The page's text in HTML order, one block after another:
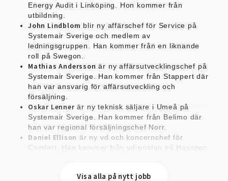
Energy Audit i Linköping. Hon kommer från
utbildning.
John Lindblom blir ny affärschef för Service på
Systemair Sverige och medlem av
ledningsgruppen. Han kommer från en liknande
roll på Swegon.
Mathias Andersson är ny affärsutvecklingschef på
Systemair Sverige. Han kommer från Stappert där
han var ansvarig för affärsutveckling och
försäljning.
Oskar Lennerär ny teknisk säljare i Umeå på
Systemair Sverige. Han kommer från Belimo där
han var regional försäljningschef Norr.
Daniel Ellison är ny vd och koncernchef för
Comfort. Han kommer från vd-posten på Hasopor.
försäljningschef i Skandinavien.
Visa alla på nytt jobb